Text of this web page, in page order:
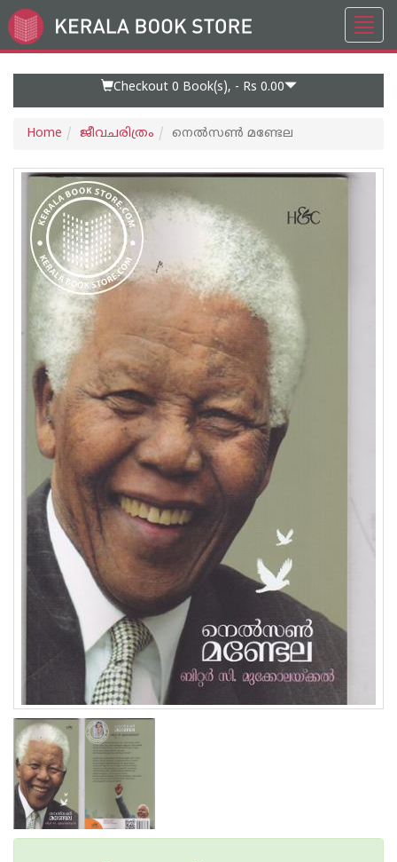
Go
to
Checkout 0 Book(s), - Rs 0.00
Home ജീവചരിത്രം നെല്‍സണ്‍ മണ്ടേല